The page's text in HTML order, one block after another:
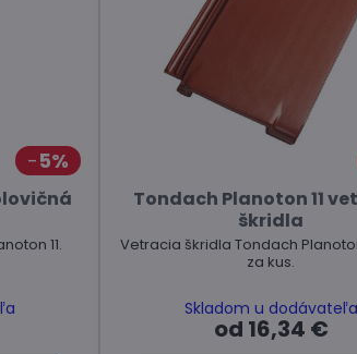
5%
11.
Tondach Planoton 11
škridla
Vetracia škridla Tondach
za kus.
Skladom u dodávateľa
od 16,34 €